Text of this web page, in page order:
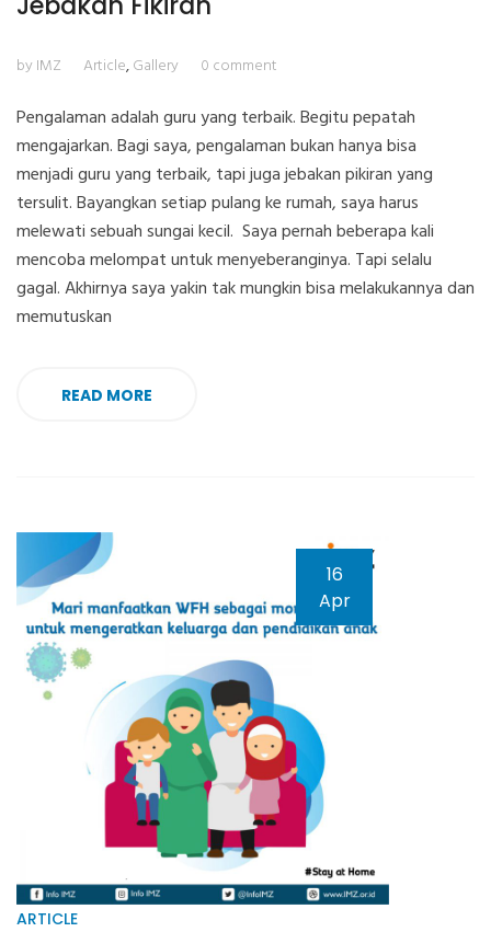
by IMZ Article,Gallery 0 comment
Pengalaman adalah guru yang terbaik. Begitu pepatah
mengajarkan. Bagi saya, pengalaman bukan hanya bisa
menjadi guru yang terbaik, tapi juga jebakan pikiran yang
tersulit. Bayangkan setiap pulang ke rumah, saya harus
melewati sebuah sungai kecil. Saya pernah beberapa kali
mencoba melompat untuk menyeberanginya. Tapi selalu
gagal. Akhirnya saya yakin tak mungkin bisa melakukannya dan
memutuskan
READ MORE
16
Apr
ARTICLE